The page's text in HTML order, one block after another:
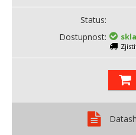
Status
Dostupnost